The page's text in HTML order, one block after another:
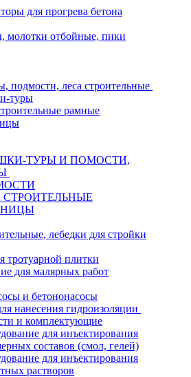
для прогрева бетона
молотки отбойные, пики
подмости, леса строительные
туры
рамные
ТУРЫ И ПОМОСТИ,
СТРОИТЕЛЬНЫЕ
лебедки для стройки
плитки
для малярных работ
и бетононасосы
нанесения гидроизоляции
и комплектующие
для инъектирования
составов (смол, гелей)
для инъектирования
растворов